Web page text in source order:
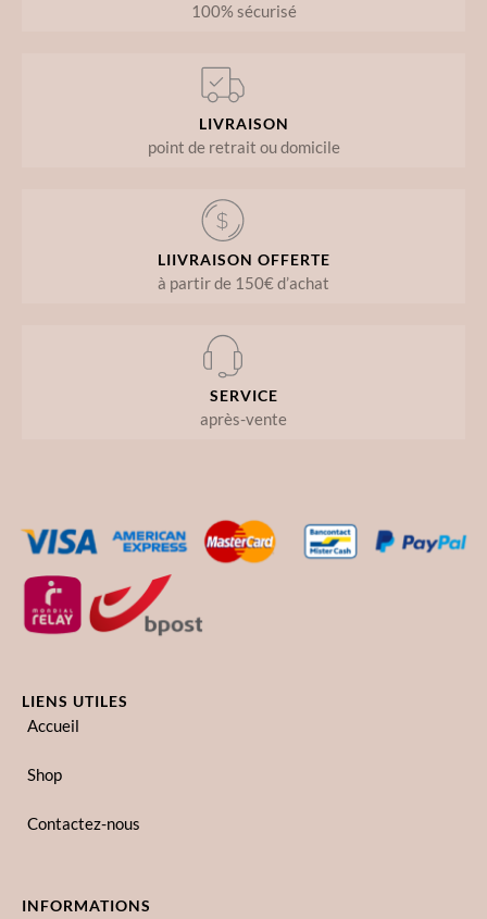
100% sécurisé
LIVRAISON
point de retrait ou domicile
LIIVRAISON OFFERTE
à partir de 150€ d’achat
SERVICE
après-vente
LIENS UTILES
Accueil
Shop
Contactez-nous
INFORMATIONS